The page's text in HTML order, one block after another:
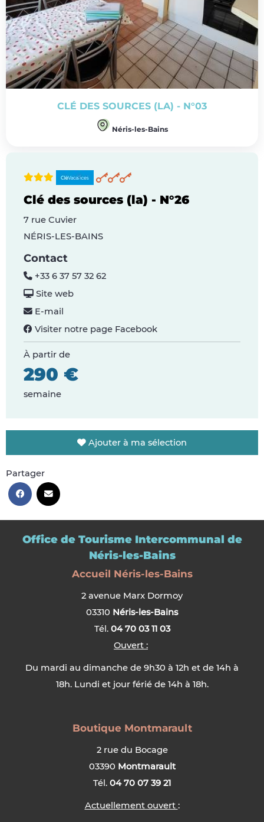
CLÉ DES SOURCES (LA) - N°03
Néris-les-Bains
Clé des sources (la) - N°26
7 rue Cuvier
NÉRIS-LES-BAINS
Contact
+33 6 37 57 32 62
Site web
E-mail
Visiter notre page Facebook
À partir de
290 €
semaine
Ajouter à ma sélection
Partager
Office de Tourisme Intercommunal de
Néris-les-Bains
Accueil Néris-les-Bains
2 avenue Marx Dormoy
03310 Néris-les-Bains
Tél. 04 70 03 11 03
Ouvert :
Du mardi au dimanche de 9h30 à 12h et de 14h à
18h. Lundi et jour férié de 14h à 18h.
Boutique Montmarault
2 rue du Bocage
03390 Montmarault
Tél. 04 70 07 39 21
Actuellement ouvert :